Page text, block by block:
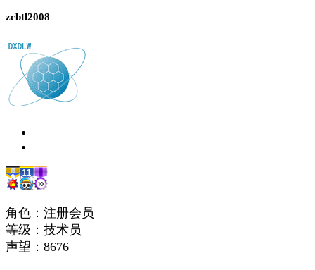
zcbtl2008
角色：注册会员
等级：技术员
声望： 8676